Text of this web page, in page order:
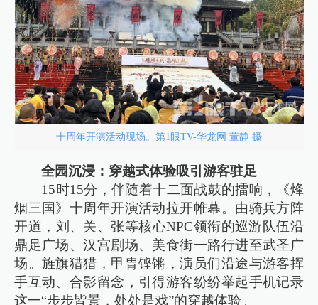
十周年开演活动现场。第1眼TV-华龙网 董静 摄
全园沉浸：穿越式体验吸引游客驻足
15时15分，伴随着十二面战鼓的擂响，《烽
烟三国》十周年开演活动拉开帷幕。由骑兵方阵
开道，刘、关、张等核心NPC领衔的巡游队伍沿
鼎足广场、汉宫剧场、美食街一路行进至武圣广
场。旌旗猎猎，甲胄铿锵，演员们沿途与游客挥
手互动、合影留念，引得游客纷纷举起手机记录
这一“步步皆景，处处是戏”的穿越体验。